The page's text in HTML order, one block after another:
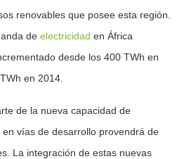
renovables que posee esta región.
de electricidad en África
desde los 400 TWh en
en 2014.
de la nueva capacidad de
vías de desarrollo provendrá de
La integración de estas nuevas